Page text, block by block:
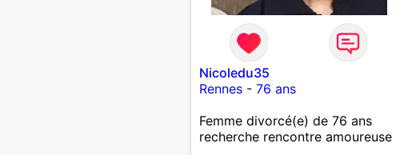
Nicoledu35
Rennes- 76 ans
Femme divorcé(e) de 76 ans
recherche rencontre amoureuse